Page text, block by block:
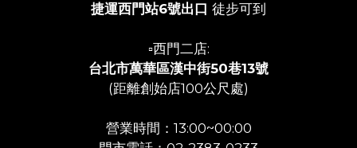
捷運西門站6號出口 徒步可到
▫️西門二店:
台北市萬華區漢中街50巷13號
(距離創始店100公尺處)
營業時間：13:00~00:00